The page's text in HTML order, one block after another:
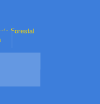
Forestal